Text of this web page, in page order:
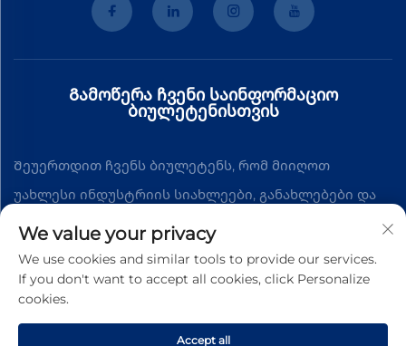
Გამოწერა ჩვენი საინფორმაციო
ბიულეტენისთვის
Შეუერთდით ჩვენს ბიულეტენს, რომ მიიღოთ
უახლესი ინდუსტრიის სიახლეები, განახლებები და
შეხედულებები ჩვენი გუნდისგან.
Გამოწერა
We value your privacy
We use cookies and similar tools to provide our services.
If you don't want to accept all cookies, click Personalize
cookies.
Accept all